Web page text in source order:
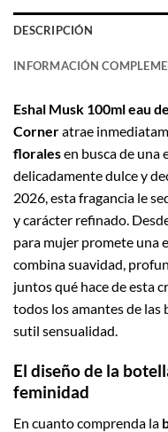
DESCRIPCIÓN
INFORMACIÓN
Eshal Musk 100ml eau
Corneratrae
floralesen busca de una
delicadamente dulce y
2026, esta fragancia le
y carácter refinado.
para mujer promete una
combina suavidad,
juntos qué hace de esta
todos los amantes de las
sutil sensualidad.
El diseño de la
feminidad
En cuanto comprenda la